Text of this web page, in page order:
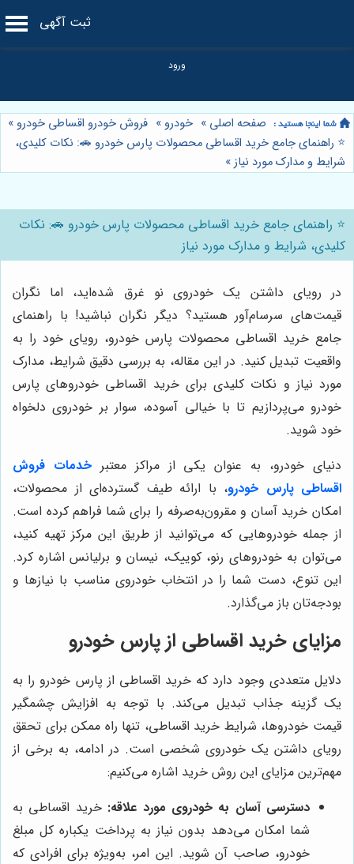
ثبت آگهی
صفحه اصلی » خودرو » فروش خودرو اقساطی خودرو »
⭐️ راهنمای جامع خرید اقساطی محصولات پارس خودرو 🚗: نکات کلیدی،
شرایط و مدارک مورد نیاز»
⭐️ راهنمای جامع خرید اقساطی محصولات پارس خودرو 🚗: نکات
کلیدی، شرایط و مدارک مورد نیاز
در رویای داشتن یک خودروی نو غرق شده‌اید، اما نگران
قیمت‌های سرسام‌آور هستید؟ دیگر نگران نباشید! با راهنمای
جامع خرید اقساطی محصولات پارس خودرو، رویای خود را به
واقعیت تبدیل کنید. در این مقاله، به بررسی دقیق شرایط، مدارک
مورد نیاز و نکات کلیدی برای خرید اقساطی خودروهای پارس
خودرو می‌پردازیم تا با خیالی آسوده، سوار بر خودروی دلخواه
خود شوید.
دنیای خودرو، به عنوان یکی از مراکز معتبرخدمات فروش
اقساطی پارس خودرو، با ارائه طیف گسترده‌ای از محصولات،
امکان خرید آسان و مقرون‌به‌صرفه را برای شما فراهم کرده است.
از جمله خودروهایی که می‌توانید از طریق این مرکز تهیه کنید،
می‌توان به خودروهای رنو، کوییک، نیسان و برلیانس اشاره کرد.
این تنوع، دست شما را در انتخاب خودروی مناسب با نیازها و
بودجه‌تان باز می‌گذارد.
مزایای خرید اقساطی از پارس خودرو
دلایل متعددی وجود دارد که خرید اقساطی از پارس خودرو را به
یک گزینه جذاب تبدیل می‌کند. با توجه به افزایش چشمگیر
قیمت خودروها، شرایط خرید اقساطی، تنها راه ممکن برای تحقق
رویای داشتن یک خودروی شخصی است. در ادامه، به برخی از
مهم‌ترین مزایای این روش خرید اشاره می‌کنیم:
دسترسی آسان به خودروی مورد علاقه: خرید اقساطی به
شما امکان می‌دهد بدون نیاز به پرداخت یکباره کل مبلغ
خودرو، صاحب آن شوید. این امر، به‌ویژه برای افرادی که